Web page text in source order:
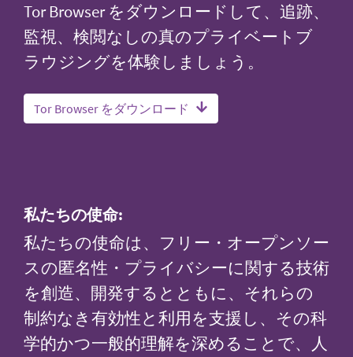
Tor Browser をダウンロードして、追跡、
監視、検閲なしの真のプライベートブ
ラウジングを体験しましょう。
Tor Browser をダウンロード
私たちの使命:
私たちの使命は、フリー・オープンソー
スの匿名性・プライバシーに関する技術
を創造、開発するとともに、それらの
制約なき有効性と利用を支援し、その科
学的かつ一般的理解を深めることで、人